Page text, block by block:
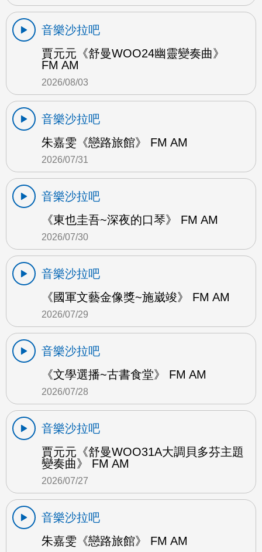
音樂沙拉吧
賈元元《舒曼WOO24幽靈變奏曲》
FM AM
2026/08/03
音樂沙拉吧
朱嘉雯《戀路旅館》 FM AM
2026/07/31
音樂沙拉吧
《東也圭吾~深夜的口琴》 FM AM
2026/07/30
音樂沙拉吧
《國軍文藝金像獎~施崴竣》 FM AM
2026/07/29
音樂沙拉吧
《文學選播~古書食堂》 FM AM
2026/07/28
音樂沙拉吧
賈元元《舒曼WOO31A大調貝多芬主題
變奏曲》 FM AM
2026/07/27
音樂沙拉吧
朱嘉雯《戀路旅館》 FM AM